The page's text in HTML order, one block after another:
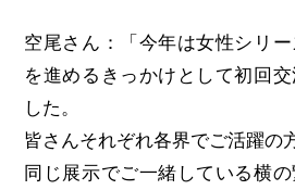
空尾さん：「今年は女性シリ
を進めるきっかけとして初回
した。
皆さんそれぞれ各界でご活躍の
同じ展示でご一緒している横